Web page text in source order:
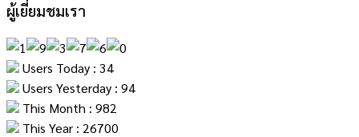
ผู้เยี่ยมชมเรา
Users Today : 34
Users Yesterday : 94
This Month : 982
This Year : 26700